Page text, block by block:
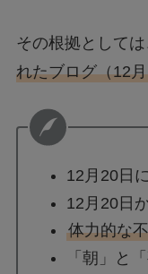
その根拠として
れたブログ（12
12月20日に
12月20日
体力的な
「朝」と